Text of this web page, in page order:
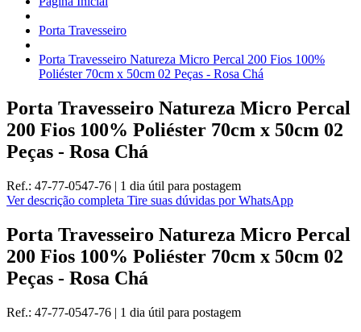
Porta Travesseiro
Porta Travesseiro Natureza Micro Percal 200 Fios 100%
Poliéster 70cm x 50cm 02 Peças - Rosa Chá
Porta Travesseiro Natureza Micro Percal
200 Fios 100% Poliéster 70cm x 50cm 02
Peças - Rosa Chá
Ref.: 47-77-0547-76 | 1 dia útil para postagem
Ver descrição completa Tire suas dúvidas por WhatsApp
Porta Travesseiro Natureza Micro Percal
200 Fios 100% Poliéster 70cm x 50cm 02
Peças - Rosa Chá
Ref.: 47-77-0547-76 | 1 dia útil para postagem